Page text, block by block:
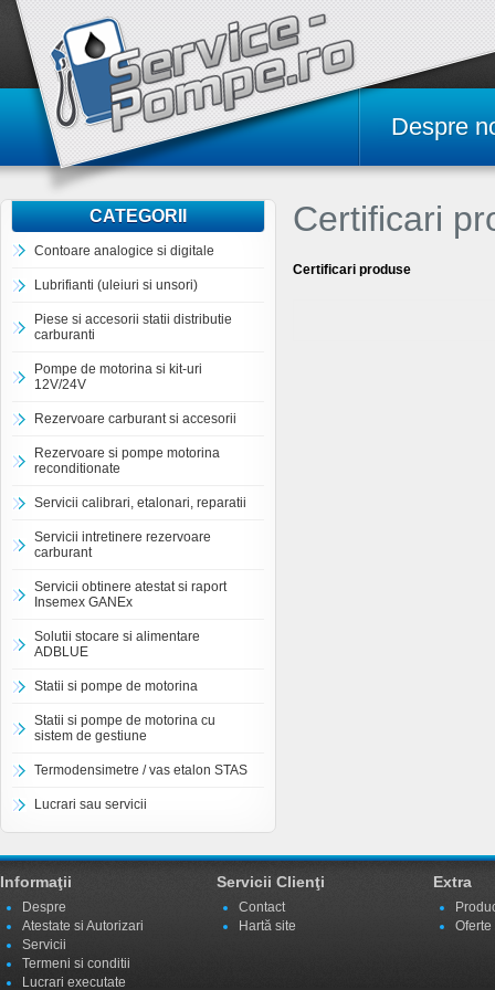
Despre
CATEGORII
Contoare analogice si digitale
Lubrifianti (uleiuri si unsori)
Piese si accesorii statii distributie
carburanti
Pompe de motorina si kit-uri
12V/24V
Rezervoare carburant si accesorii
Rezervoare si pompe motorina
reconditionate
Servicii calibrari, etalonari, reparatii
Servicii intretinere rezervoare
carburant
Servicii obtinere atestat si raport
Insemex GANEx
Solutii stocare si alimentare
ADBLUE
Statii si pompe de motorina
Statii si pompe de motorina cu
sistem de gestiune
Termodensimetre / vas etalon STAS
Lucrari sau servicii
Certificari
Certificari produse
Informaţii
Despre
Atestate si Autorizari
Servicii
Termeni si conditii
Lucrari executate
Servicii Clienţi
Contact
Hartă site
Extra